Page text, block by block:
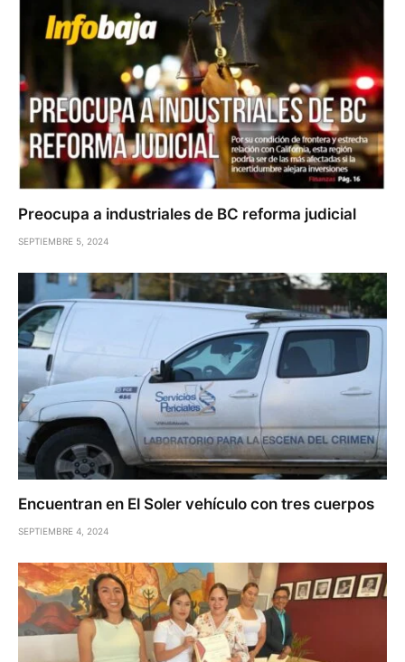
Preocupa a industriales de BC reforma judicial
SEPTIEMBRE 5, 2024
Encuentran en El Soler vehículo con tres cuerpos
SEPTIEMBRE 4, 2024